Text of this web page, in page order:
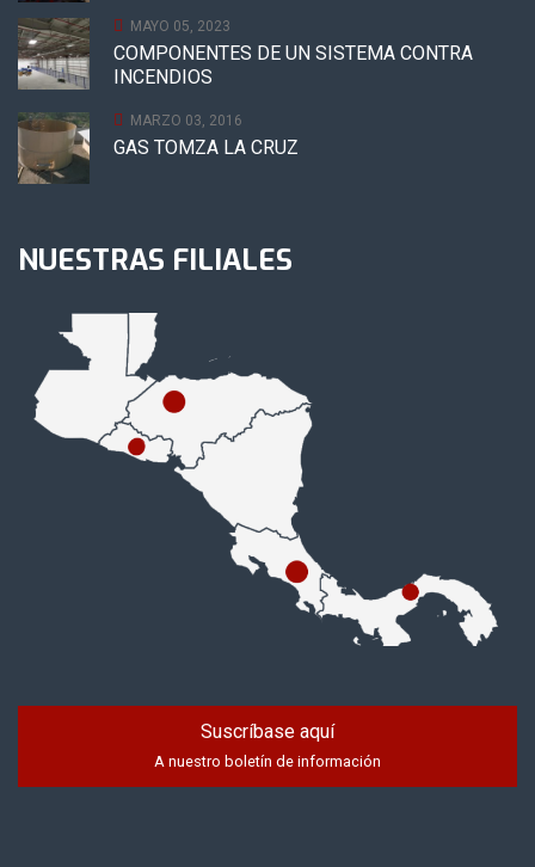
MAYO 05, 2023
COMPONENTES DE UN SISTEMA CONTRA
INCENDIOS
MARZO 03, 2016
GAS TOMZA LA CRUZ
NUESTRAS FILIALES
Suscríbase aquí
A nuestro boletín de información